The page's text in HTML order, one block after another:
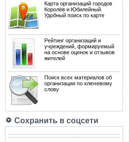
Карта организаций городов
Королёв и Юбилейный.
Удобный поиск по карте
Рейтинг организаций и
учреждений, формируемый
на основе оценок и отзывов
жителей
Поиск всех материалов об
организации по ключевому
слову
Сохранить в соцсети